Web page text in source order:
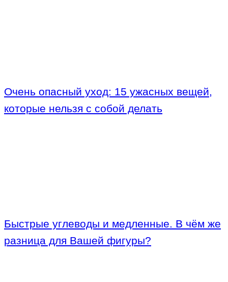
Очень опасный уход: 15 ужасных вещей,
которые нельзя с собой делать
Быстрые углеводы и медленные. В чём же
разница для Вашей фигуры?